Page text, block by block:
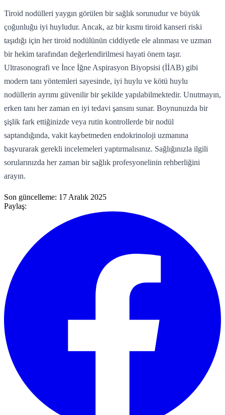
Tiroid nodülleri yaygın görülen bir sağlık sorunudur ve büyük
çoğunluğu iyi huyludur. Ancak, az bir kısmı tiroid kanseri riski
taşıdığı için her tiroid nodülünün ciddiyetle ele alınması ve uzman
bir hekim tarafından değerlendirilmesi hayati önem taşır.
Ultrasonografi ve İnce İğne Aspirasyon Biyopsisi (İİAB) gibi
modern tanı yöntemleri sayesinde, iyi huylu ve kötü huylu
nodüllerin ayrımı güvenilir bir şekilde yapılabilmektedir. Unutmayın,
erken tanı her zaman en iyi tedavi şansını sunar. Boynunuzda bir
şişlik fark ettiğinizde veya rutin kontrollerde bir nodül
saptandığında, vakit kaybetmeden endokrinoloji uzmanına
başvurarak gerekli incelemeleri yaptırmalısınız. Sağlığınızla ilgili
sorularınızda her zaman bir sağlık profesyonelinin rehberliğini
arayın.
Son güncelleme: 17 Aralık 2025
Paylaş: